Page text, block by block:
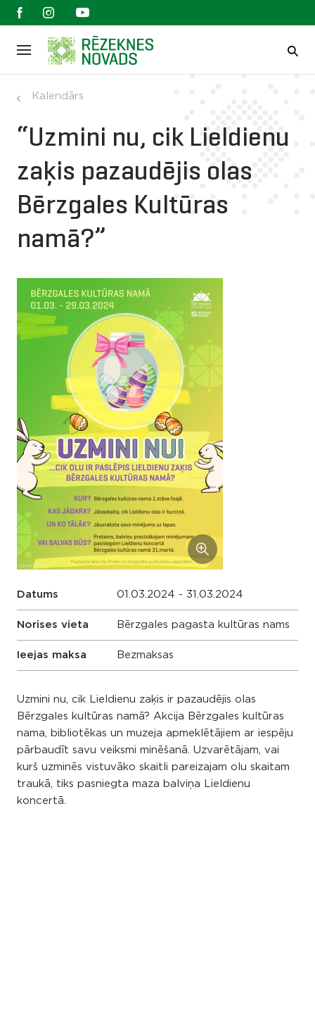
Kalendārs
“Uzmini nu, cik Lieldienu
zaķis pazaudējis olas
Bērzgales Kultūras
namā?”
Datums 01.03.2024 - 31.03.2024
Norises vieta Bērzgales pagasta kultūras nams
Ieejas maksa Bezmaksas
Uzmini nu, cik Lieldienu zaķis ir pazaudējis olas
Bērzgales kultūras namā? Akcija Bērzgales kultūras
nama, bibliotēkas un muzeja apmeklētājiem ar iespēju
pārbaudīt savu veiksmi minēšanā. Uzvarētājam, vai
kurš uzminēs vistuvāko skaitli pareizajam olu skaitam
traukā, tiks pasniegta maza balviņa Lieldienu
koncertā.